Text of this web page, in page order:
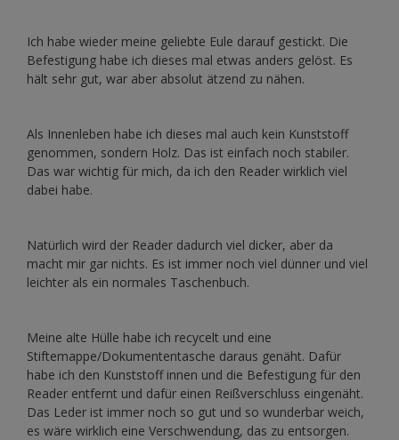
Ich habe wieder meine geliebte Eule darauf gestickt. Die
Befestigung habe ich dieses mal etwas anders gelöst. Es
hält sehr gut, war aber absolut ätzend zu nähen.
Als Innenleben habe ich dieses mal auch kein Kunststoff
genommen, sondern Holz. Das ist einfach noch stabiler.
Das war wichtig für mich, da ich den Reader wirklich viel
dabei habe.
Natürlich wird der Reader dadurch viel dicker, aber da
macht mir gar nichts. Es ist immer noch viel dünner und viel
leichter als ein normales Taschenbuch.
Meine alte Hülle habe ich recycelt und eine
Stiftemappe/Dokumententasche daraus genäht. Dafür
habe ich den Kunststoff innen und die Befestigung für den
Reader entfernt und dafür einen Reißverschluss eingenäht.
Das Leder ist immer noch so gut und so wunderbar weich,
es wäre wirklich eine Verschwendung, das zu entsorgen.